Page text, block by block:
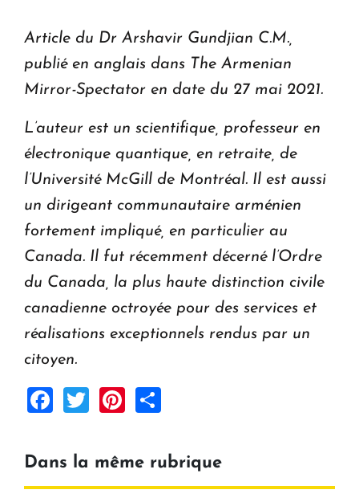
Article du Dr Arshavir Gundjian C.M.,
publié en anglais dans The Armenian
Mirror-Spectator en date du 27 mai 2021.
L’auteur est un scientifique, professeur en
électronique quantique, en retraite, de
l’Université McGill de Montréal. Il est aussi
un dirigeant communautaire arménien
fortement impliqué, en particulier au
Canada. Il fut récemment décerné l’Ordre
du Canada, la plus haute distinction civile
canadienne octroyée pour des services et
réalisations exceptionnels rendus par un
citoyen.
Facebook
TwitterPinterest
Dans la même rubrique